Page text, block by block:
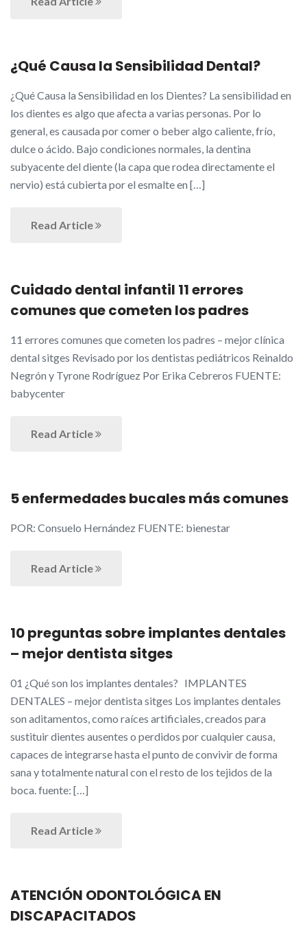
¿Qué Causa la Sensibilidad Dental?
¿Qué Causa la Sensibilidad en los Dientes? La sensibilidad en
los dientes es algo que afecta a varias personas. Por lo
general, es causada por comer o beber algo caliente, frío,
dulce o ácido. Bajo condiciones normales, la dentina
subyacente del diente (la capa que rodea directamente el
nervio) está cubierta por el esmalte en […]
Read Article
Cuidado dental infantil 11 errores
comunes que cometen los padres
11 errores comunes que cometen los padres – mejor clínica
dental sitges Revisado por los dentistas pediátricos Reinaldo
Negrón y Tyrone Rodríguez Por Erika Cebreros FUENTE:
babycenter
Read Article
5 enfermedades bucales más comunes
POR: Consuelo Hernández FUENTE: bienestar
Read Article
10 preguntas sobre implantes dentales
– mejor dentista sitges
01 ¿Qué son los implantes dentales? IMPLANTES
DENTALES – mejor dentista sitges Los implantes dentales
son aditamentos, como raíces artificiales, creados para
sustituir dientes ausentes o perdidos por cualquier causa,
capaces de integrarse hasta el punto de convivir de forma
sana y totalmente natural con el resto de los tejidos de la
boca. fuente: […]
Read Article
ATENCIÓN ODONTOLÓGICA EN
DISCAPACITADOS